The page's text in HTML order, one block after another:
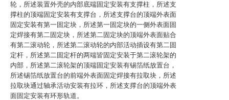
轮，所述装置外壳的内部底端固定安装有支撑柱，所述支
撑柱的顶端固定安装有支撑台，所述支撑台的顶端外表面
固定安装有第一固定块，所述第一固定块的一侧外表面固
定焊接有第二固定块，所述第二固定块的顶端外表面贴合
有第二滚动轮，所述第二滚动轮的内部活动插设有第二固
定杆，所述第二固定杆的两端皆固定安装于第二滚轮架的
内部，所述第二滚轮架的顶端固定安装有锡箔纸放置台，
所述锡箔纸放置台的前端外表面固定焊接有拉取块，所述
拉取块通过轴承活动安装有拉环，所述支撑台的顶端外表
面固定安装有环形轨道。